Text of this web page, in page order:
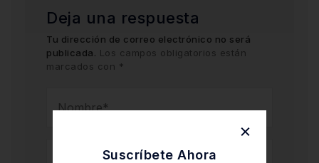
Deja una respuesta
Tu dirección de correo electrónico no será
publicada. Los campos obligatorios están
marcados con *
Suscríbete Ahora